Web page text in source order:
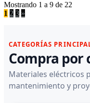
Mostrando 1 a 9 de 22
1 2 3 »
CATEGORÍAS
Compra por
Materiales eléctricos
mantenimiento y